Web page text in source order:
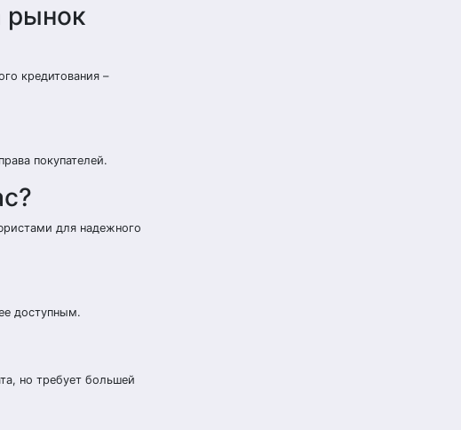
рынок
кредитования –
покупателей.
для надежного
доступным.
но требует большей